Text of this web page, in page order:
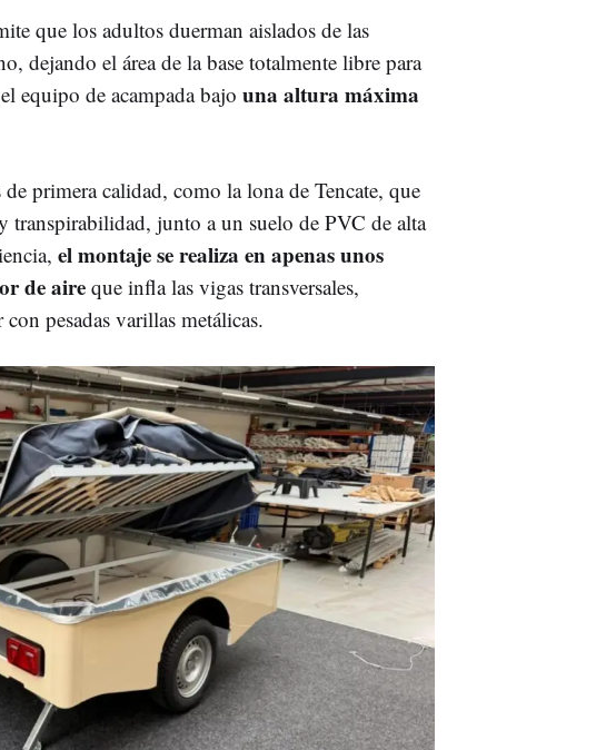
que los adultos duerman aislados de las
dejando el área de la base totalmente libre para
equipo de acampada bajo una altura máxima
primera calidad, como la lona de Tencate, que
transpirabilidad, junto a un suelo de PVC de alta
el montaje se realiza en apenas unos
de aire que infla las vigas transversales,
pesadas varillas metálicas.